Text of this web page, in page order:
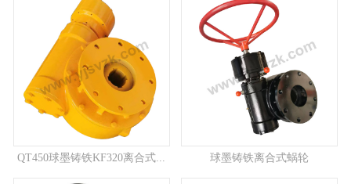
QT450球墨铸铁KF320离合式... 球墨铸铁离合式蜗轮